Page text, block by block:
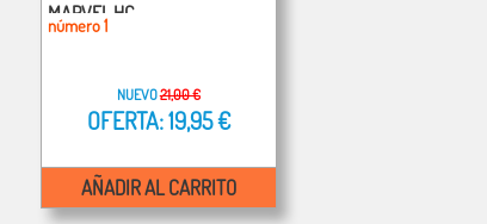
MARVEL HC
número 1
NUEVO21,00 €
OFERTA: 19,95 €
AÑADIR AL CARRITO